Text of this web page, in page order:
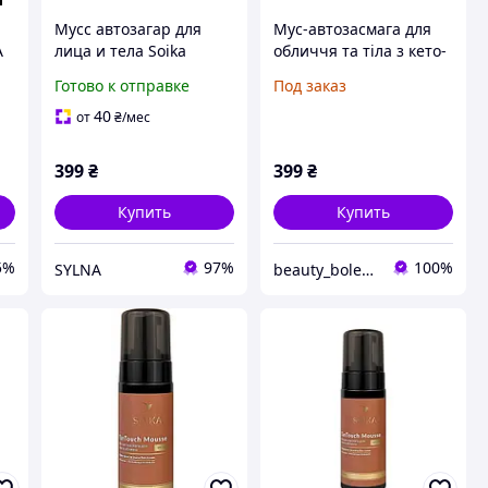
Мусс автозагар для
лица и тела Soika
150 мл , Medium
|neper-SK [n-SK (SK 1
Готово к отправке
от40 ₴/мес
399 ₴
Купить
SYLNA 97%
Мус-автозасмага для
обличчя та тіла з кето-
150 мл
Под заказ
399₴
Купить
beauty_bolekhiv 100%